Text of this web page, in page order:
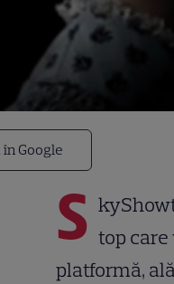
Google
S top
platformă,